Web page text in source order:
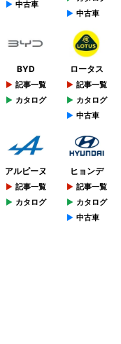
中古車
中古車
BYD
記事一覧
カタログ
ロータス
記事一覧
カタログ
中古車
アルピーヌ
記事一覧
カタログ
ヒョンデ
記事一覧
カタログ
中古車